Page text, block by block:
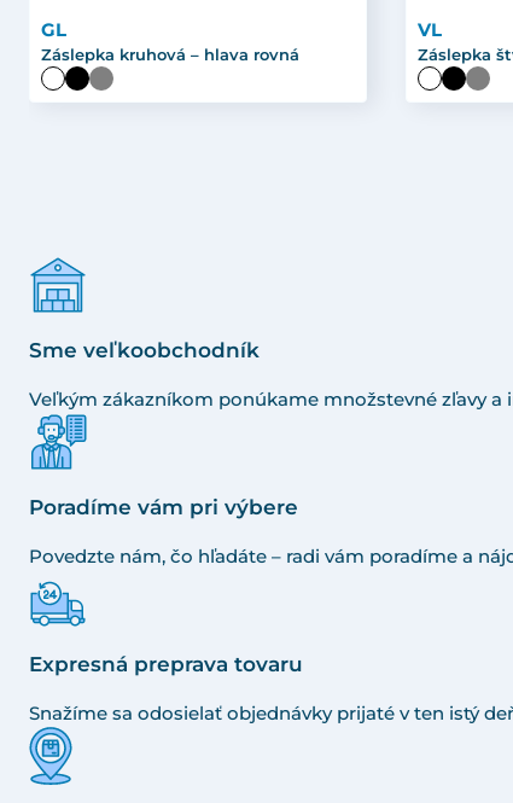
GL
Záslepka kruhová – hlava rovná
VL
Záslepka
Sme veľkoobchodník
Veľkým zákazníkom ponúkame množstevné zľavy
Poradíme vám pri výbere
Povedzte nám, čo hľadáte – radi vám poradíme a
Expresná preprava tovaru
Snažíme sa odosielať objednávky prijaté v ten istý